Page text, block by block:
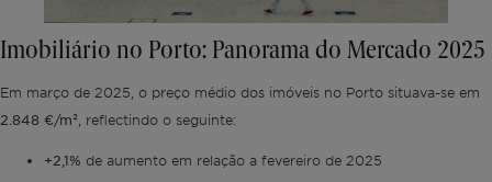
Imobiliário no Porto: Panorama do Mercado 2025
Em março de 2025, o preço médio dos imóveis no Porto situava-se em
2.848 €/m² , reflectindo o seguinte:
+2,1% de aumento em relação a fevereiro de 2025